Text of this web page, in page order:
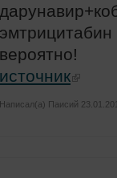
вероятно!
источник
Написал(а) Паисий